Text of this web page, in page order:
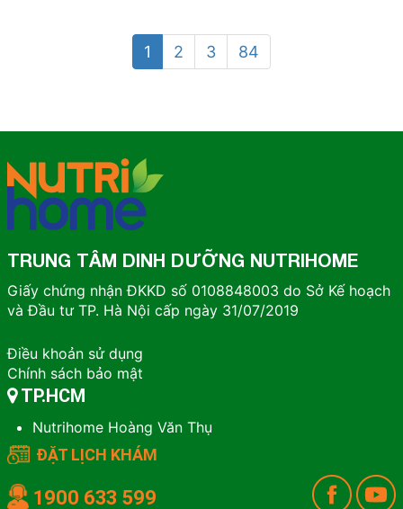
1 2 3 84
TRUNG TÂM DINH DƯỠNG NUTRIHOME
Giấy chứng nhận ĐKKD số 0108848003 do Sở Kế hoạch
và Đầu tư TP. Hà Nội cấp ngày 31/07/2019
Điều khoản sử dụng
Chính sách bảo mật
TP.HCM
Nutrihome Hoàng Văn Thụ
ĐẶT LỊCH KHÁM
1900 633 599